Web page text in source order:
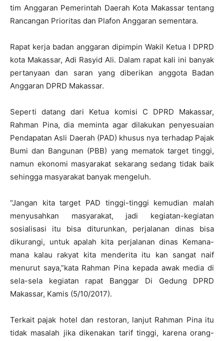
tim Anggaran Pemerintah Daerah Kota Makassar tentang
Rancangan Prioritas dan Plafon Anggaran sementara.
Rapat kerja badan anggaran dipimpin Wakil Ketua I DPRD
kota Makassar, Adi Rasyid Ali. Dalam rapat kali ini banyak
pertanyaan dan saran yang diberikan anggota Badan
Anggaran DPRD Makassar.
Seperti datang dari Ketua komisi C DPRD Makassar,
Rahman Pina, dia meminta agar dilakukan penyesuaian
Pendapatan Asli Daerah (PAD) khusus nya terhadap Pajak
Bumi dan Bangunan (PBB) yang mematok target tinggi,
namun ekonomi masyarakat sekarang sedang tidak baik
sehingga masyarakat banyak mengeluh.
“Jangan kita target PAD tinggi-tinggi kemudian malah
menyusahkan masyarakat, jadi kegiatan-kegiatan
sosialisasi itu bisa diturunkan, perjalanan dinas bisa
dikurangi, untuk apalah kita perjalanan dinas Kemana-
mana kalau rakyat kita menderita itu kan sangat naif
menurut saya,”kata Rahman Pina kepada awak media di
sela-sela kegiatan rapat Banggar Di Gedung DPRD
Makassar, Kamis (5/10/2017).
Terkait pajak hotel dan restoran, lanjut Rahman Pina itu
tidak masalah jika dikenakan tarif tinggi, karena orang-